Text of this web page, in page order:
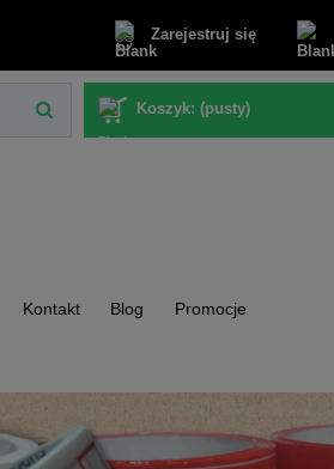
Zarejestruj się
Koszyk: (pusty)
Kontakt Blog Promocje